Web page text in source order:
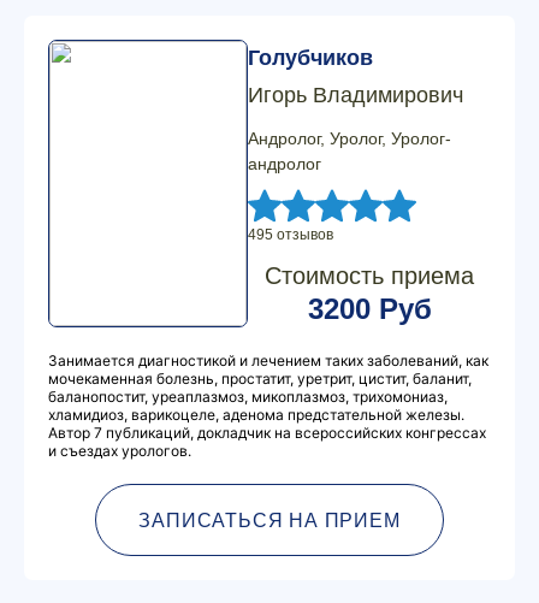
Голубчиков
Игорь Владимирович
Андролог, Уролог, Уролог-
андролог
495 отзывов
Стоимость приема
3200 Руб
Занимается диагностикой и лечением таких заболеваний, как
мочекаменная болезнь, простатит, уретрит, цистит, баланит,
баланопостит, уреаплазмоз, микоплазмоз, трихомониаз,
хламидиоз, варикоцеле, аденома предстательной железы.
Автор 7 публикаций, докладчик на всероссийских конгрессах
и съездах урологов.
ЗАПИСАТЬСЯ НА ПРИЕМ